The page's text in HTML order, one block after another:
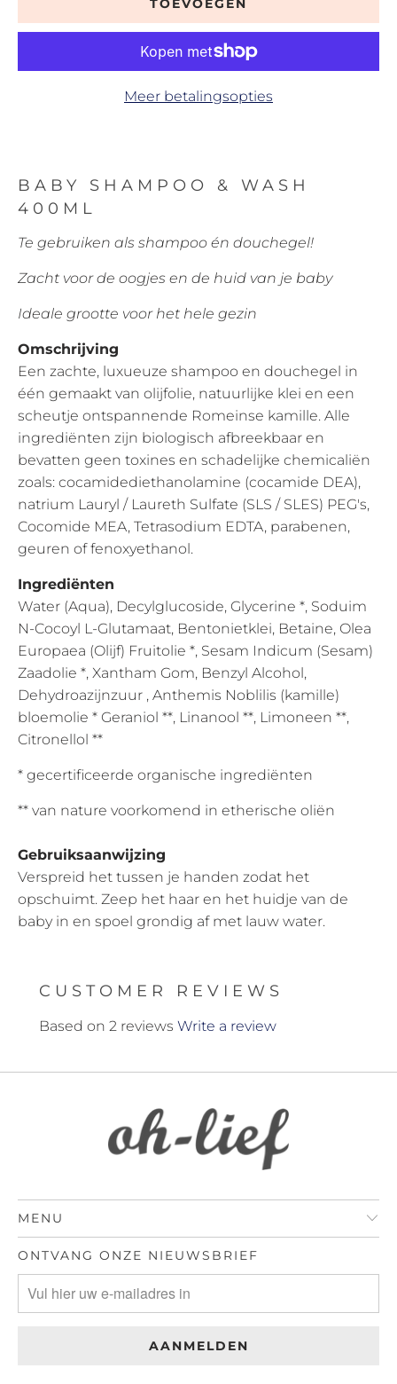
TOEVOEGEN
Meer betalingsopties
BABY SHAMPOO & WASH
400ML
Te gebruiken als shampoo én douchegel!
Zacht voor de oogjes en de huid van je baby
Ideale grootte voor het hele gezin
Omschrijving
Een zachte, luxueuze shampoo en douchegel in
één gemaakt van olijfolie, natuurlijke klei en een
scheutje ontspannende Romeinse kamille. Alle
ingrediënten zijn biologisch afbreekbaar en
bevatten geen toxines en schadelijke chemicaliën
zoals: cocamidediethanolamine (cocamide DEA),
natrium Lauryl / Laureth Sulfate (SLS / SLES) PEG's,
Cocomide MEA, Tetrasodium EDTA, parabenen,
geuren of fenoxyethanol.
Ingrediënten
Water (Aqua), Decylglucoside, Glycerine *, Soduim
N-Cocoyl L-Glutamaat, Bentonietklei, Betaine, Olea
Europaea (Olijf) Fruitolie *, Sesam Indicum (Sesam)
Zaadolie *, Xantham Gom, Benzyl Alcohol,
Dehydroazijnzuur , Anthemis Noblilis (kamille)
bloemolie * Geraniol **, Linanool **, Limoneen **,
Citronellol **
* gecertificeerde organische ingrediënten
** van nature voorkomend in etherische oliën
Gebruiksaanwijzing
Verspreid het tussen je handen zodat het
opschuimt. Zeep het haar en het huidje van de
baby in en spoel grondig af met lauw water.
CUSTOMER REVIEWS
Based on 2 reviews Write a review
MENU
ONTVANG ONZE NIEUWSBRIEF